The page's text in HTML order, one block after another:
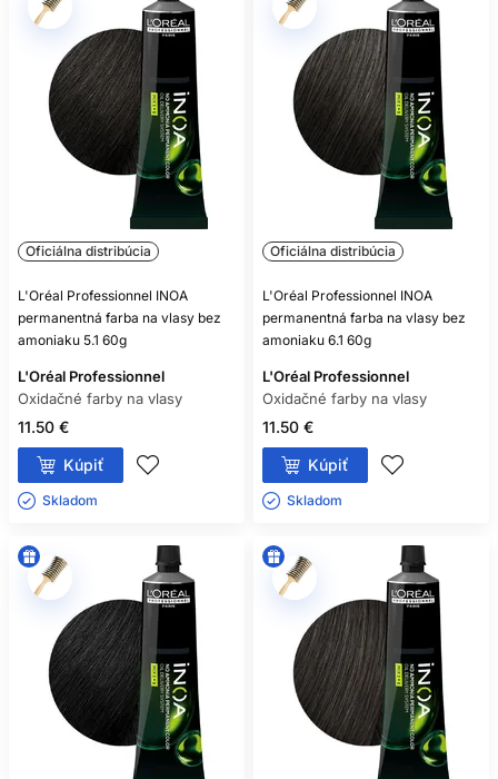
Oficiálna distribúcia
L'Oréal Professionnel INOA
permanentná farba na vlasy bez
amoniaku 5.1 60g
L'Oréal Professionnel
Oxidačné farby na vlasy
11.50 €
Kúpiť
Skladom ㅤ
Oficiálna distribúcia
L'Oréal Professionnel INOA
permanentná farba na vlasy bez
amoniaku 6.1 60g
L'Oréal Professionnel
Oxidačné farby na vlasy
11.50 €
Kúpiť
Skladom ㅤ